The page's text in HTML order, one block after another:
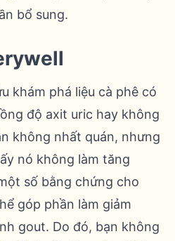
bổ sung.
khám phá liệu cà phê có
độ axit uric hay không
không nhất quán, nhưng
nó không làm tăng
số bằng chứng cho
góp phần làm giảm
gout. Do đó, bạn không